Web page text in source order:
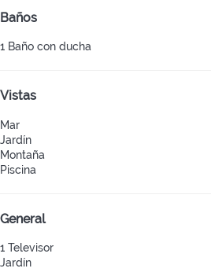
Baños
1 Baño con ducha
Vistas
Mar
Jardín
Montaña
Piscina
General
1 Televisor
Jardín